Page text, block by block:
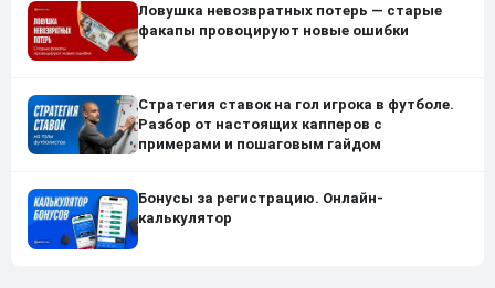
Ловушка невозвратных потерь — старые
факапы провоцируют новые ошибки
Стратегия ставок на гол игрока в футболе.
Разбор от настоящих капперов с
примерами и пошаговым гайдом
Бонусы за регистрацию. Онлайн-
калькулятор